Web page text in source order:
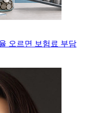
오르면 보험료 부담